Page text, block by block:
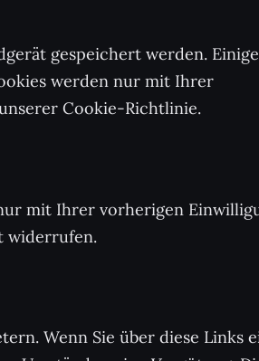
gespeichert werden. Einige
werden nur mit Ihrer
Cookie-Richtlinie.
mit Ihrer vorherigen
widerrufen.
Wenn Sie über diese Links